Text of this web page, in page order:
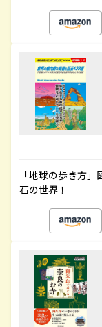
「地球の歩き方
石の世界！